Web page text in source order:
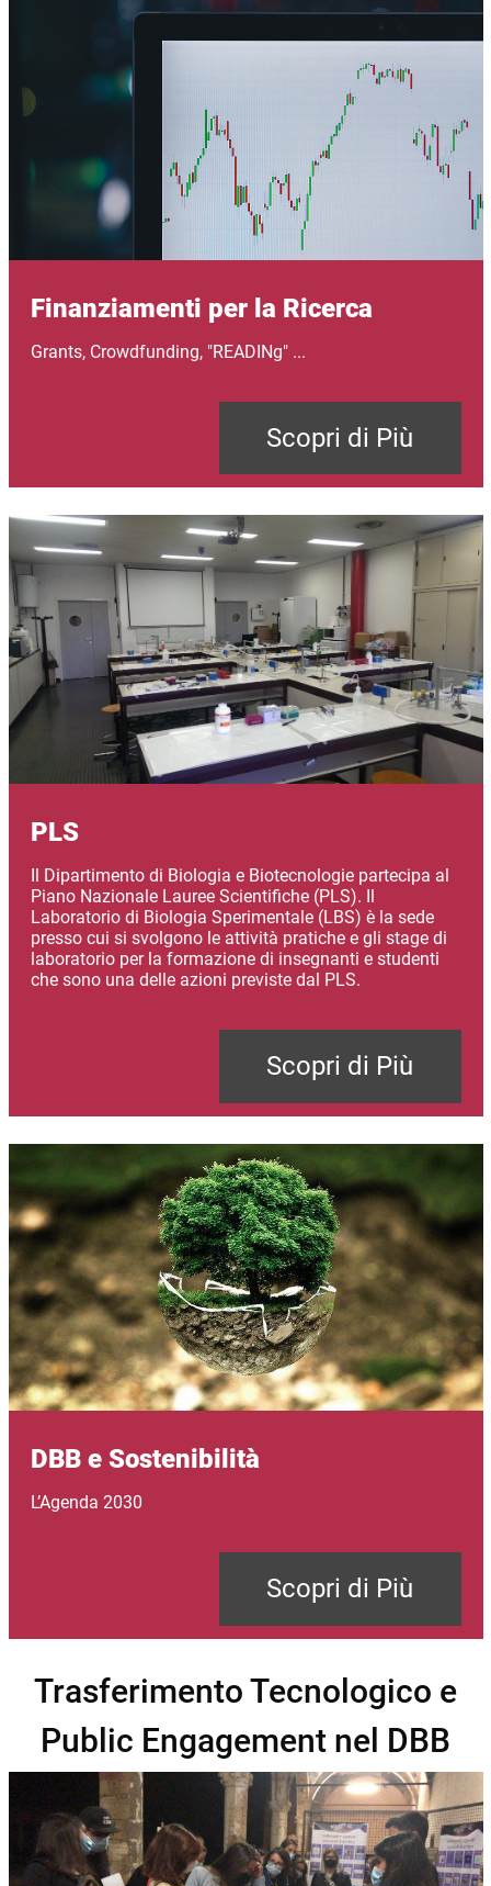
Finanziamenti per la Ricerca
Grants, Crowdfunding, "READINg" ...
Scopri di Più
Immagine
PLS
Il Dipartimento di Biologia e Biotecnologie partecipa al
Piano Nazionale Lauree Scientifiche (PLS). Il
Laboratorio di Biologia Sperimentale (LBS) è la sede
presso cui si svolgono le attività pratiche e gli stage di
laboratorio per la formazione di insegnanti e studenti
che sono una delle azioni previste dal PLS.
Scopri di Più
DBB e Sostenibilità
L’Agenda 2030
Scopri di Più
Trasferimento Tecnologico e
Public Engagement nel DBB
Immagine